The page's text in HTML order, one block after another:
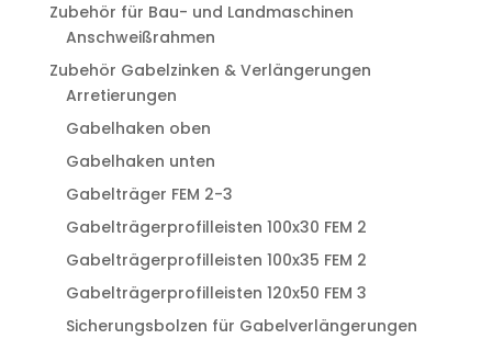
Zubehör für Bau- und Landmaschinen
Anschweißrahmen
Zubehör Gabelzinken & Verlängerungen
Arretierungen
Gabelhaken oben
Gabelhaken unten
Gabelträger FEM 2-3
Gabelträgerprofilleisten 100x30 FEM 2
Gabelträgerprofilleisten 100x35 FEM 2
Gabelträgerprofilleisten 120x50 FEM 3
Sicherungsbolzen für Gabelverlängerungen